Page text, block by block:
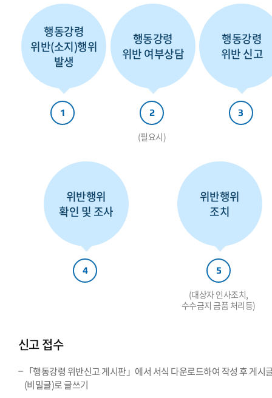
행동강령
위반(소지)행위
발생
1
행동강령
위반 여부상담
2
(필요시)
행동강령
위반 신고
3
위반행위
확인 및 조사
4
위반행위
조치
5
(대상자 인사조치,
수수금지 금품 처리등)
신고 접수
「행동강령 위반신고 게시판」에서 서식 다운로드하여 작성 후 게시
(비밀글)로 글쓰기